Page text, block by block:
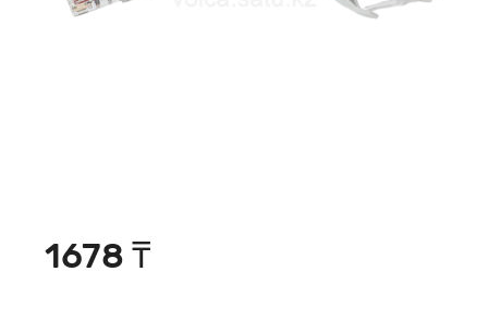
1678 ₸